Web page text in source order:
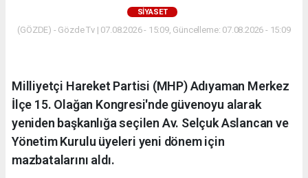
SIYASET
(GÖZDE) - Gözde Tv | 07.08.2026 - 15:09, Güncelleme: 07.08.2026 - 15:09
Milliyetçi Hareket Partisi (MHP) Adıyaman Merkez
İlçe 15. Olağan Kongresi'nde güvenoyu alarak
yeniden başkanlığa seçilen Av. Selçuk Aslancan ve
Yönetim Kurulu üyeleri yeni dönem için
mazbatalarını aldı.